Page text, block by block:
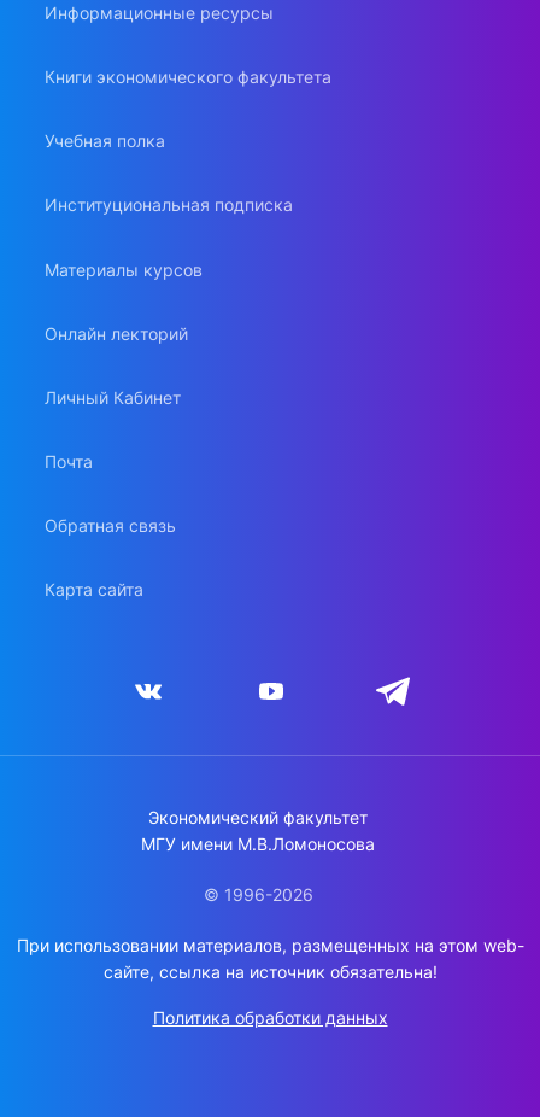
Информационные ресурсы
Книги экономического факультета
Учебная полка
Институциональная подписка
Материалы курсов
Онлайн лекторий
Личный Кабинет
Почта
Обратная связь
Карта сайта
Экономический факультет
МГУ имени М.В.Ломоносова
© 1996-2026
При использовании материалов, размещенных на этом web-
сайте, ссылка на источник обязательна!
Политика обработки данных